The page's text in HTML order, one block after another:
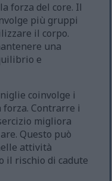
forza del core. Il
più gruppi
il corpo.
una
e
coinvolge i
forza. Contrarre i
migliora
Questo può
attività
il rischio di cadute